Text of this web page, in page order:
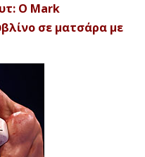
Ο Mark
σε ματσάρα με